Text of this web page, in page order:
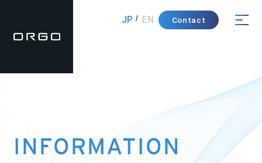
JP EN Contact
INFORMATION